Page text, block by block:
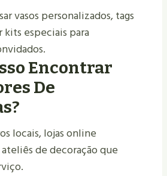
vasos personalizados, tags
kits especiais para
Encontrar
De
locais, lojas online
de decoração que